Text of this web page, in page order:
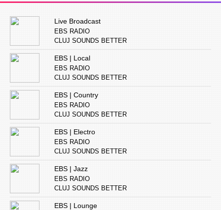
Live Broadcast
EBS RADIO
CLUJ SOUNDS BETTER
EBS | Local
EBS RADIO
CLUJ SOUNDS BETTER
EBS | Country
EBS RADIO
CLUJ SOUNDS BETTER
EBS | Electro
EBS RADIO
CLUJ SOUNDS BETTER
EBS | Jazz
EBS RADIO
CLUJ SOUNDS BETTER
EBS | Lounge